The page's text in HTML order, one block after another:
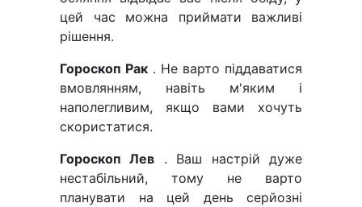
цей час можна приймати важливі
рішення.
Гороскоп Рак . Не варто піддаватися
вмовлянням, навіть м'яким і
наполегливим, якщо вами хочуть
скористатися.
Гороскоп Лев . Ваш настрій дуже
нестабільний, тому не варто
планувати на цей день серйозні